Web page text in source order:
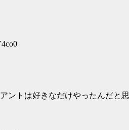
ントは好きなだけやったんだと